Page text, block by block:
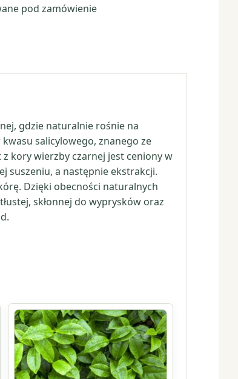
pod zamówienie
gdzie naturalnie rośnie na
salicylowego, znanego ze
kory wierzby czarnej jest ceniony w
suszeniu, a następnie ekstrakcji.
Dzięki obecności naturalnych
skłonnej do wyprysków oraz
Ten
produkt
ma
wiele
wariantów.